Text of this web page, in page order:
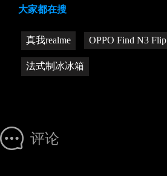
大家都在搜
真我realme OPPO Find N3 Flip
法式制冰冰箱
评论